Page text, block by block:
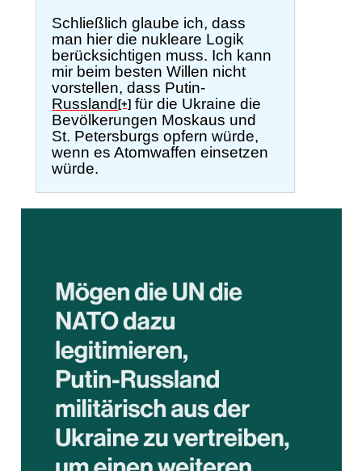
Schließlich glaube ich, dass
man hier die nukleare Logik
berücksichtigen muss. Ich kann
mir beim besten Willen nicht
vorstellen, dass Putin-
Russland[+] für die Ukraine die
Bevölkerungen Moskaus und
St. Petersburgs opfern würde,
wenn es Atomwaffen einsetzen
würde.